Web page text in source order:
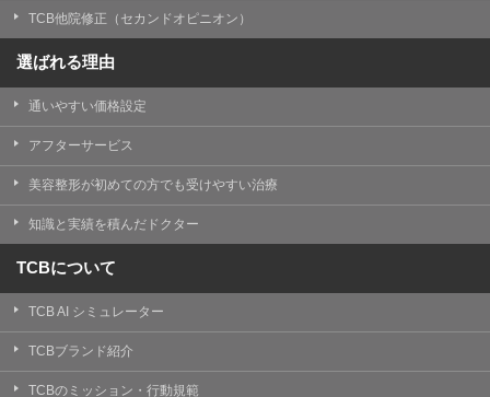
TCB他院修正（セカンドオピニオン）
選ばれる理由
通いやすい価格設定
アフターサービス
美容整形が初めての方でも受けやすい治療
知識と実績を積んだドクター
TCBについて
TCB AI シミュレーター
TCBブランド紹介
TCBのミッション・行動規範